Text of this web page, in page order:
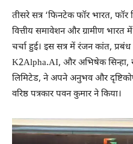
तीसरे सत्र ‘फिनटेक फॉर भारत, फॉर
वित्तीय समावेशन और ग्रामीण भारत
चर्चा हुई। इस सत्र में रंजन कांत,
K2Alpha.AI, और अभिषेक सिन्हा,
लिमिटेड, ने अपने अनुभव और
वरिष्ठ पत्रकार पवन कुमार ने किया।